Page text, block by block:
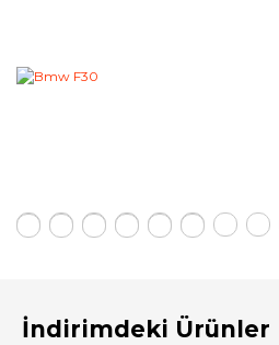
İndirimdeki Ürünler